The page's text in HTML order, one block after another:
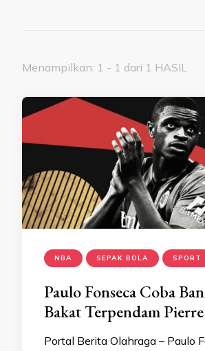
Menampilkan: 1 - 1 dari 1 HASIL
NBA SEPAK BOLA SPORT
Paulo Fonseca Coba
Bakat Terpendam
Portal Berita Olahraga – Paulo